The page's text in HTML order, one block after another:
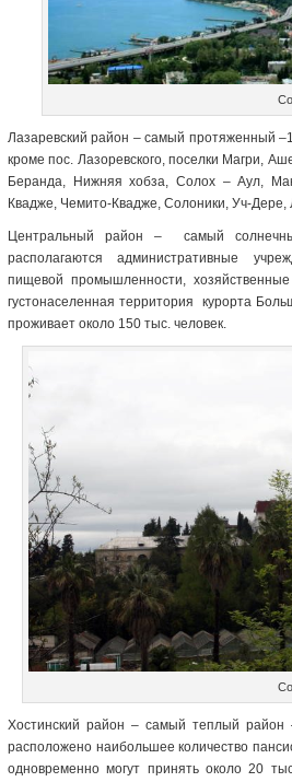
Лазаревский район – самый протяженный
кроме пос. Лазоревского, поселки Магри,
Беранда, Нижняя хобза, Солох – Аул,
Квадже, Чемито-Квадже, Солоники, Уч-Дере,
Центральный район – самый
располагаются административные
пищевой промышленности,
густонаселенная территория курорта
проживает около 150 тыс. человек.
Хостинский район – самый теплый район
расположено наибольшее количество
одновременно могут принять около 20